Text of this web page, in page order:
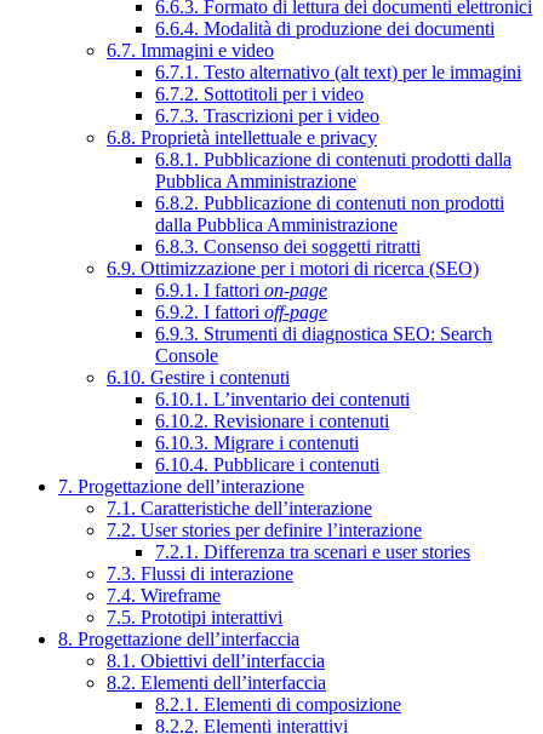
6.6.3. Formato di lettura dei documenti elettronici
6.6.4. Modalità di produzione dei documenti
6.7. Immagini e video
6.7.1. Testo alternativo (alt text) per le immagini
6.7.2. Sottotitoli per i video
6.7.3. Trascrizioni per i video
6.8. Proprietà intellettuale e privacy
6.8.1. Pubblicazione di contenuti prodotti dalla
Pubblica Amministrazione
6.8.2. Pubblicazione di contenuti non prodotti
dalla Pubblica Amministrazione
6.8.3. Consenso dei soggetti ritratti
6.9. Ottimizzazione per i motori di ricerca (SEO)
6.9.1. I fattori on-page
6.9.2. I fattori off-page
6.9.3. Strumenti di diagnostica SEO: Search
Console
6.10. Gestire i contenuti
6.10.1. L’inventario dei contenuti
6.10.2. Revisionare i contenuti
6.10.3. Migrare i contenuti
6.10.4. Pubblicare i contenuti
7. Progettazione dell’interazione
7.1. Caratteristiche dell’interazione
7.2. User stories per definire l’interazione
7.2.1. Differenza tra scenari e user stories
7.3. Flussi di interazione
7.4. Wireframe
7.5. Prototipi interattivi
8. Progettazione dell’interfaccia
8.1. Obiettivi dell’interfaccia
8.2. Elementi dell’interfaccia
8.2.1. Elementi di composizione
8.2.2. Elementi interattivi